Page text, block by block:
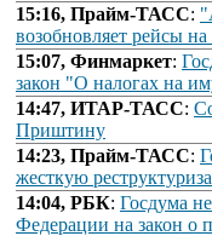
15:16, Прайм-ТАСС:
возобновляет рейсы на
15:07, Финмаркет:
закон "О налогах на
14:47, ИТАР-ТАСС:
Приштину
14:23, Прайм-ТАСС:
жесткую
14:04, РБК: Госдума
Федерации на закон о